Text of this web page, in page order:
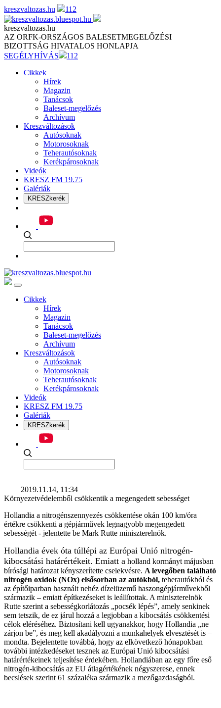
Skip
to
content
kreszvaltozas.hu 112
kreszvaltozas.hu
AZ ORFK-ORSZÁGOS BALESETMEGELŐZÉSI
BIZOTTSÁG HIVATALOS HONLAPJA
SEGÉLYHÍVÁS
112
Cikkek
Hírek
Magazin
Tanácsok
Baleset-megelőzés
Archívum
Kreszváltozások
Autósoknak
Motorosoknak
Teherautósoknak
Kerékpárosoknak
Videók
KRESZ FM 19.75
Galériák
KRESZkerék
Cikkek
Hírek
Magazin
Tanácsok
Baleset-megelőzés
Archívum
Kreszváltozások
Autósoknak
Motorosoknak
Teherautósoknak
Kerékpárosoknak
Videók
KRESZ FM 19.75
Galériák
KRESZkerék
2019.11.14, 11:34
Környezetvédelemből csökkentik a megengedett sebességet
Hollandia a nitrogénszennyezés csökkentése okán 100 km/óra
értékre csökkenti a gépjárművek legnagyobb megengedett
sebességét - jelentette be Mark Rutte miniszterelnök.
Hollandia évek óta túllépi az Európai Unió nitrogén-
kibocsátási határértékeit. Emiatt a holland kormányt májusban
bírósági határozat kényszerítette cselekvésre. A levegőben található
nitrogén oxidok (NOx) elsősorban az autókból, teherautókból és
az építőiparban használt nehéz dízelüzemű haszongépjárművekből
származik – emiatt építkezéseket is leállítottak. A miniszterelnök
Rutte szerint a sebességkorlátozás „pocsék lépés”, amely senkinek
sem tetszik, de ez járul hozzá a legjobban a kibocsátás csökkentési
célok eléréséhez. Biztosítani kell ugyanakkor, hogy Hollandia „ne
zárjon be”, és meg kell akadályozni a munkahelyek elvesztését is –
mondta. Bejelentette továbbá, hogy az elkövetkező hónapokban
további intézkedéseket tesznek az Európai Unió kibocsátási
határértékeinek teljesítése érdekében. Hollandiában az egy főre eső
nitrogén-kibocsátás az EU átlagértékének négyszerese, ennek
becslések szerint 61 százaléka származik a mezőgazdaságból.